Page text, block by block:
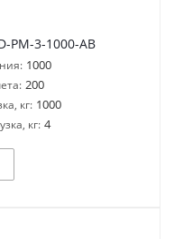
PM-3-1000-AB
1000
200
кг: 1000
кг: 4